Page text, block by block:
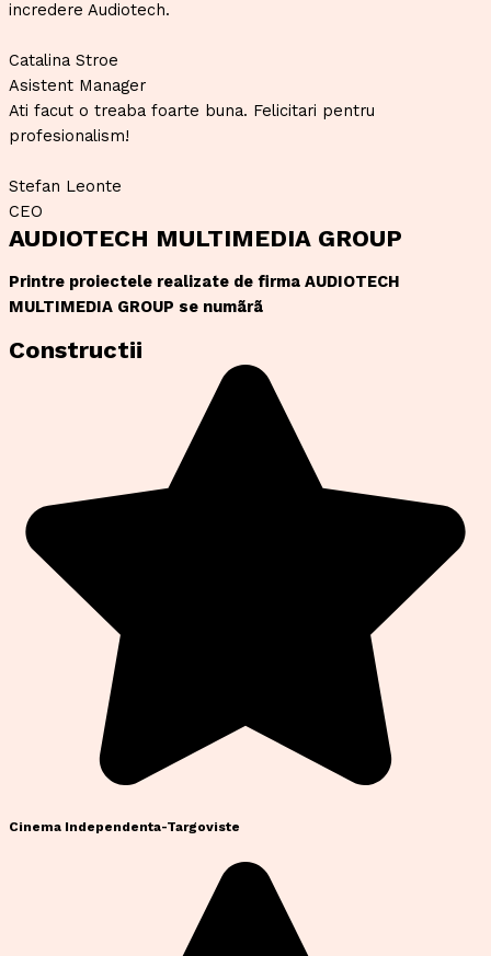
incredere Audiotech.
Catalina Stroe
Asistent Manager
Ati facut o treaba foarte buna. Felicitari pentru
profesionalism!
Stefan Leonte
CEO
AUDIOTECH MULTIMEDIA GROUP
Printre proiectele realizate de firma AUDIOTECH
MULTIMEDIA GROUP se numãrã
Constructii
Cinema Independenta-Targoviste